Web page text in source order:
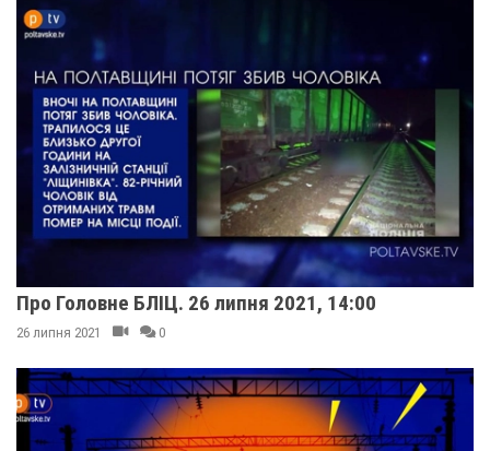
Про Головне БЛІЦ. 26 липня 2021, 14:00
26 липня 2021 0